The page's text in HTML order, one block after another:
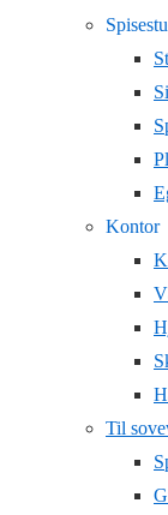
Kontor
Til